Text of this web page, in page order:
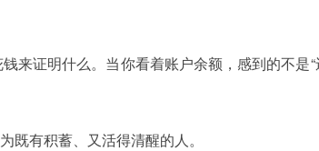
来证明什么。当你看着账户余额，感到的不是
既有积蓄、又活得清醒的人。